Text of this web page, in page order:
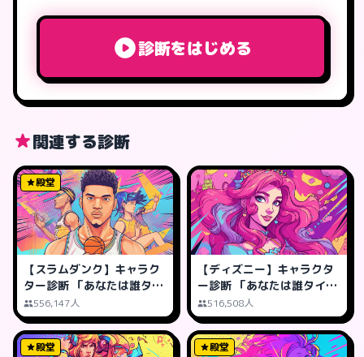
診断をはじめる
関連する診断
殿堂
【スラムダンク】キャラク
ター診断 「あなたは誰タイ
プ?」
556,147人
【ディズニー】キャラクタ
ー診断 「あなたは誰タイ
プ?」
516,508人
殿堂 殿堂